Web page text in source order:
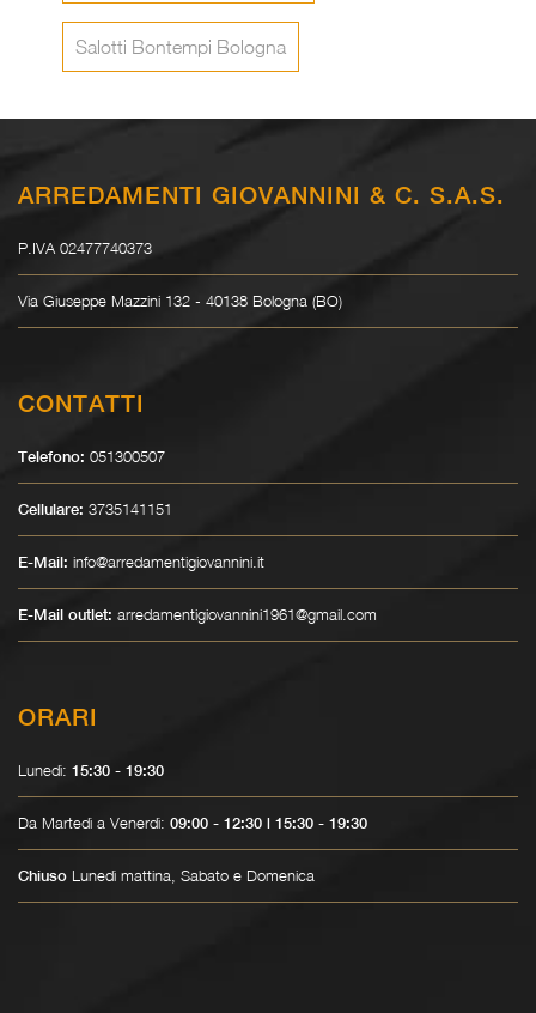
Salotti Bontempi Bologna
ARREDAMENTI GIOVANNINI & C. S.A.S.
P.IVA 02477740373
Via Giuseppe Mazzini 132 - 40138 Bologna (BO)
CONTATTI
Telefono: 051300507
Cellulare: 3735141151
E-Mail: info@arredamentigiovannini.it
E-Mail outlet: arredamentigiovannini1961@gmail.com
ORARI
Lunedì: 15:30 - 19:30
Da Martedì a Venerdì: 09:00 - 12:30 | 15:30 - 19:30
Chiuso Lunedì mattina, Sabato e Domenica